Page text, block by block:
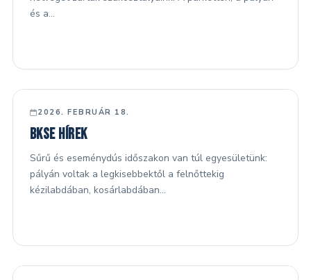
Dokumentumok
Kapcsolat
és a…
FŐ HÍREK
2026. FEBRUÁR 18.
BKSE hírek
Sűrű és eseménydús időszakon van túl egyesületünk:
pályán voltak a legkisebbektől a felnőttekig
kézilabdában, kosárlabdában…